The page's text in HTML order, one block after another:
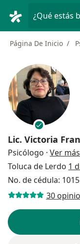
¿Qué estás
Página De Inicio
Lic. Victoria
Psicólogo · Ver más
Toluca de Lerdo 1
No. de cédula:
30